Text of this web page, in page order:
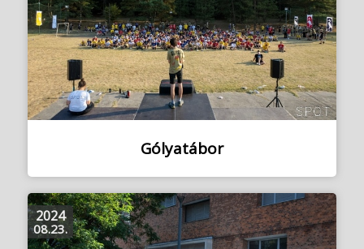
Gólyatábor
2024
08.23.